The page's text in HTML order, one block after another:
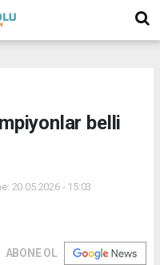
belli
20.05.2026 - 15:03
ABONE OL